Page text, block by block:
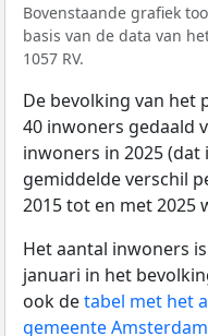
Bovenstaande grafiek
basis van de data van
1057 RV.
De bevolking van het
40 inwoners gedaald
inwoners in 2025 (dat
gemiddelde verschil
2015 tot en met 2025
Het aantal inwoners
januari in het
ook detabel met het
gemeente Amsterdam